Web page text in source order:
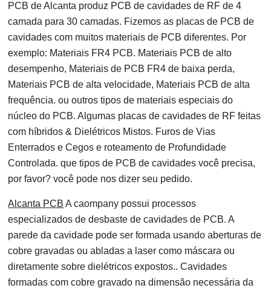
PCB de Alcanta produz PCB de cavidades de RF de 4
camada para 30 camadas. Fizemos as placas de PCB de
cavidades com muitos materiais de PCB diferentes. Por
exemplo: Materiais FR4 PCB. Materiais PCB de alto
desempenho, Materiais de PCB FR4 de baixa perda,
Materiais PCB de alta velocidade, Materiais PCB de alta
frequência. ou outros tipos de materiais especiais do
núcleo do PCB. Algumas placas de cavidades de RF feitas
com híbridos & Dielétricos Mistos. Furos de Vias
Enterrados e Cegos e roteamento de Profundidade
Controlada. que tipos de PCB de cavidades você precisa,
por favor? você pode nos dizer seu pedido.
Alcanta PCB A caompany possui processos
especializados de desbaste de cavidades de PCB. A
parede da cavidade pode ser formada usando aberturas de
cobre gravadas ou abladas a laser como máscara ou
diretamente sobre dielétricos expostos.. Cavidades
formadas com cobre gravado na dimensão necessária da